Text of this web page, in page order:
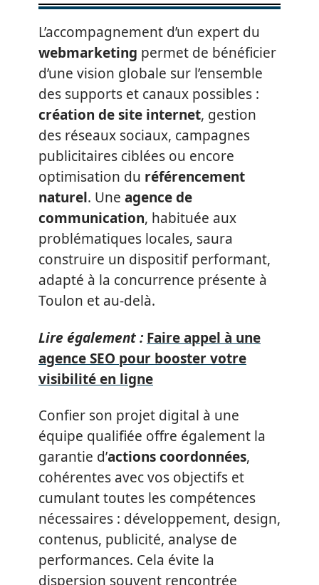
L’accompagnement d’un expert du
webmarketing permet de bénéficier
d’une vision globale sur l’ensemble
des supports et canaux possibles :
création de site internet, gestion
des réseaux sociaux, campagnes
publicitaires ciblées ou encore
optimisation du référencement
naturel. Une agence de
communication, habituée aux
problématiques locales, saura
construire un dispositif performant,
adapté à la concurrence présente à
Toulon et au-delà.
Lire également : Faire appel à une
agence SEO pour booster votre
visibilité en ligne
Confier son projet digital à une
équipe qualifiée offre également la
garantie d’actions coordonnées,
cohérentes avec vos objectifs et
cumulant toutes les compétences
nécessaires : développement, design,
contenus, publicité, analyse de
performances. Cela évite la
dispersion souvent rencontrée